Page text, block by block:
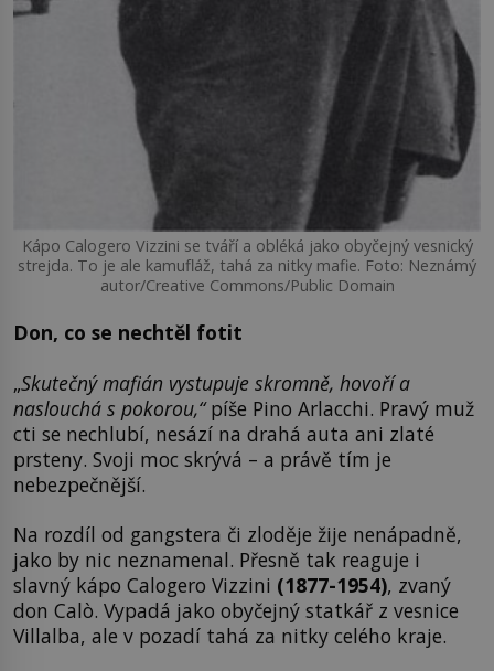
Kápo Calogero Vizzini se tváří a obléká jako obyčejný vesnický
strejda. To je ale kamufláž, tahá za nitky mafie. Foto: Neznámý
autor/Creative Commons/Public Domain
Don, co se nechtěl fotit
„Skutečný mafián vystupuje skromně, hovoří a
naslouchá s pokorou,“píše Pino Arlacchi. Pravý muž
cti se nechlubí, nesází na drahá auta ani zlaté
prsteny. Svoji moc skrývá – a právě tím je
nebezpečnější.
Na rozdíl od gangstera či zloděje žije nenápadně,
jako by nic neznamenal. Přesně tak reaguje i
slavný kápo Calogero Vizzini (1877-1954), zvaný
don Calò. Vypadá jako obyčejný statkář z vesnice
Villalba, ale v pozadí tahá za nitky celého kraje.